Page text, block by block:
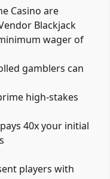
Casino are
Blackjack
wager of
gamblers can
high-stakes
40x your initial
players with